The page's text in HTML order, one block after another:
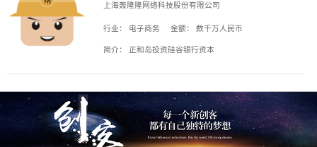
上海轰隆隆网络科技股份有限公司
行业： 电子商务 金额： 数千万人民币
简介： 正和岛投资硅谷银行资本